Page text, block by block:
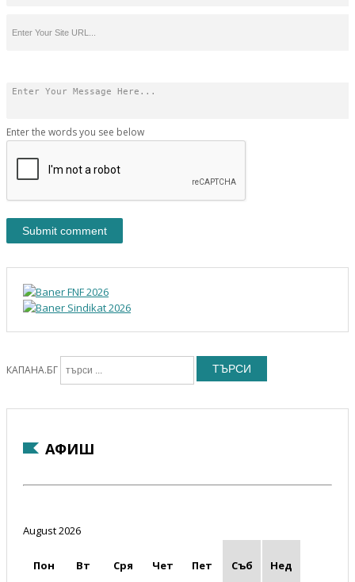
Enter the words you see below
КАПАНА.БГ ТЪРСИ
АФИШ
August 2026
Пон Вт Сря Чет Пет Съб
Нед